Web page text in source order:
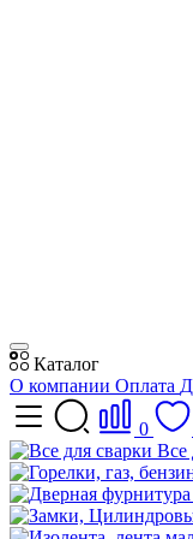
Каталог
О компании Оплата
0
Все